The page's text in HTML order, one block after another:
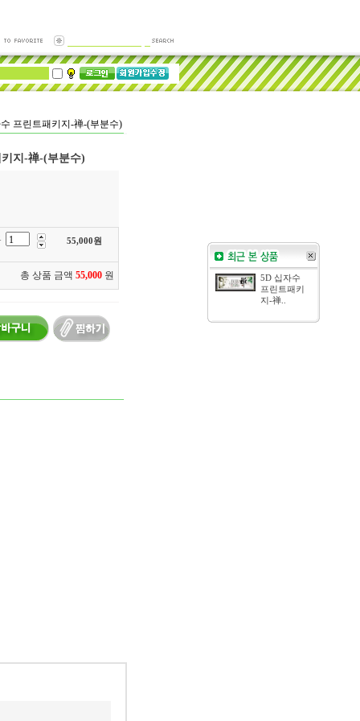
프린트패키지-禅-(부분수)
지-禅-(부분수)
55,000원
총 상품 금액 55,000 원
5D 십자수
프린트패키
지-禅..